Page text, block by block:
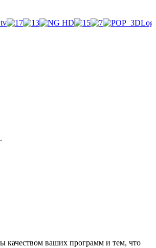
ваших программ и тем, что